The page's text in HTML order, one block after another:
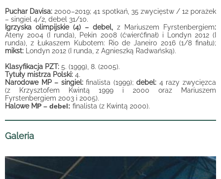
Puchar Davisa: 2000–2019; 41 spotkań, 35 zwycięstw / 12 porażek
– singiel 4/2, debel 31/10.
Igrzyska olimpijskie (4) – debel, z Mariuszem Fyrstenbergiem:
Ateny 2004 (I runda), Pekin 2008 (ćwierćfinał) i Londyn 2012 (I
runda), z Łukaszem Kubotem: Rio de Janeiro 2016 (1/8 finału);
mikst: Londyn 2012 (I runda, z Agnieszką Radwańską).
Klasyfikacja PZT: 5. (1999), 8. (2005).
Tytuły mistrza Polski: 4.
Narodowe MP – singiel:finalista (1999);debel: 4 razy zwycięzca
(z Krzysztofem Kwintą 1999 i 2000 oraz Mariuszem
Fyrstenbergiem 2003 i 2005).
Halowe MP – debel: finalista (z Kwintą 2000).
Galeria